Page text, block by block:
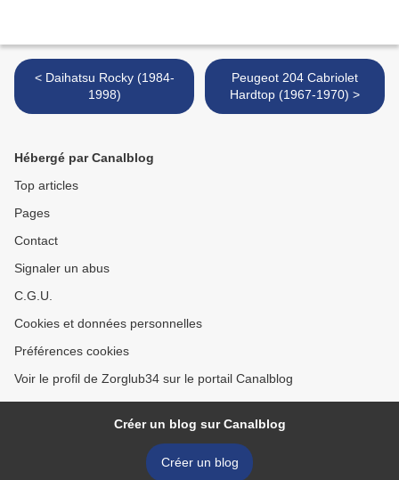
< Daihatsu Rocky (1984-
1998)
Peugeot 204 Cabriolet
Hardtop (1967-1970) >
Hébergé par Canalblog
Top articles
Pages
Contact
Signaler un abus
C.G.U.
Cookies et données personnelles
Préférences cookies
Voir le profil de Zorglub34 sur le portail Canalblog
Créer un blog sur Canalblog
Créer un blog